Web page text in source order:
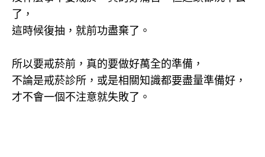
了，
這時候復抽，就前功盡棄了。
所以要戒菸前，真的要做好萬全的準備，
不論是戒菸診所，或是相關知識都要盡量準備好，
才不會一個不注意就失敗了。